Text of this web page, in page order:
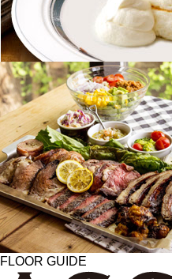
FLOOR GUIDE